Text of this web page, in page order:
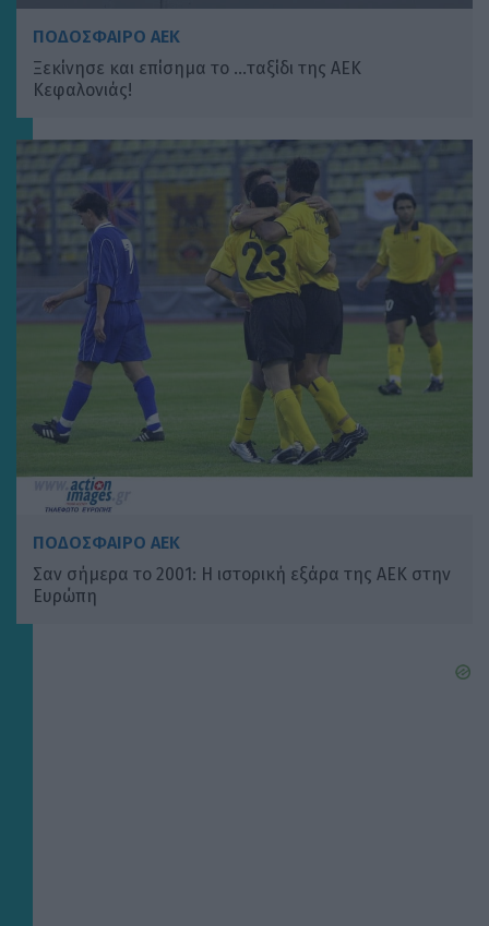
ΠΟΔΟΣΦΑΙΡΟ ΑΕΚ
Ξεκίνησε και επίσημα το …ταξίδι της ΑΕΚ
Κεφαλονιάς!
ΠΟΔΟΣΦΑΙΡΟ ΑΕΚ
Σαν σήμερα το 2001: Η ιστορική εξάρα της ΑΕΚ στην
Ευρώπη